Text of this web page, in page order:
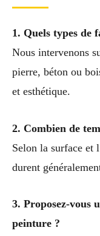
1. Quels types de
Nous intervenons
pierre, béton ou
et esthétique.
2. Combien de
Selon la surface et
durent
3. Proposez-vous
peinture ?